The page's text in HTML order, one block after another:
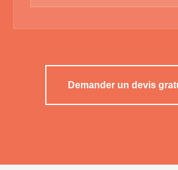
Demander un devis